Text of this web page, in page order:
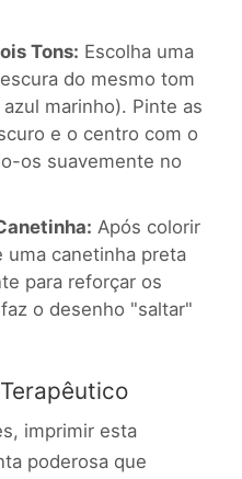
Tons: Escolha uma
do mesmo tom
marinho). Pinte as
e o centro com o
os suavemente no
Após colorir
uma canetinha preta
para reforçar os
o desenho "saltar"
imprimir esta
poderosa que